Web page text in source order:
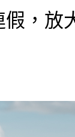
，放